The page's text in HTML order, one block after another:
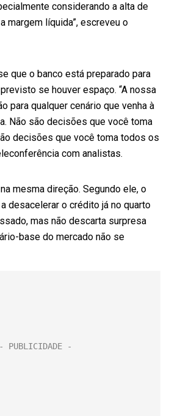
considerando a alta de
margem líquida”, escreveu o
que o banco está preparado para
se houver espaço. “A nossa
para qualquer cenário que venha à
Não são decisões que você toma
decisões que você toma todos os
com analistas.
mesma direção. Segundo ele, o
desacelerar o crédito já no quarto
mas não descarta surpresa
base do mercado não se